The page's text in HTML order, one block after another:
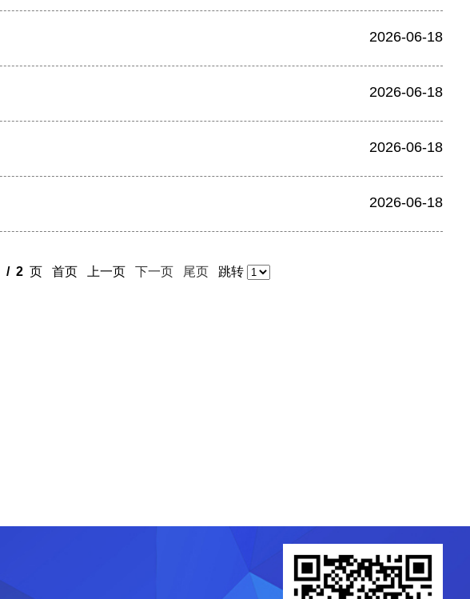
2026-06-18
2026-06-18
2026-06-18
2026-06-18
/ 2 页 首页 上一页 下一页 尾页 跳转